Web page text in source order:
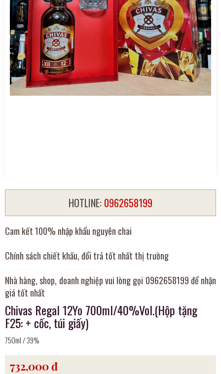
HOTLINE: 0962658199
Cam kết 100% nhập khẩu nguyên chai
Chính sách chiết khấu, đổi trả tốt nhất thị trường
Nhà hàng, shop, doanh nghiệp vui lòng gọi 0962658199 để nhận
giá tốt nhất
Chivas Regal 12Yo 700ml/40%Vol.(Hộp tặng
F25: + cốc, túi giấy)
750ml / 39%
732,000 đ